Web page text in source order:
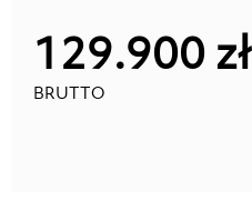
129.900 zł
BRUTTO